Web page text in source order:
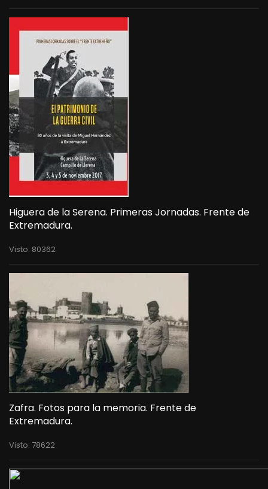
Higuera de la Serena. Primeras Jornadas. Frente de
Extremadura.
Visto: 80362
Zafra. Fotos para la memoria. Frente de
Extremadura.
Visto: 78622